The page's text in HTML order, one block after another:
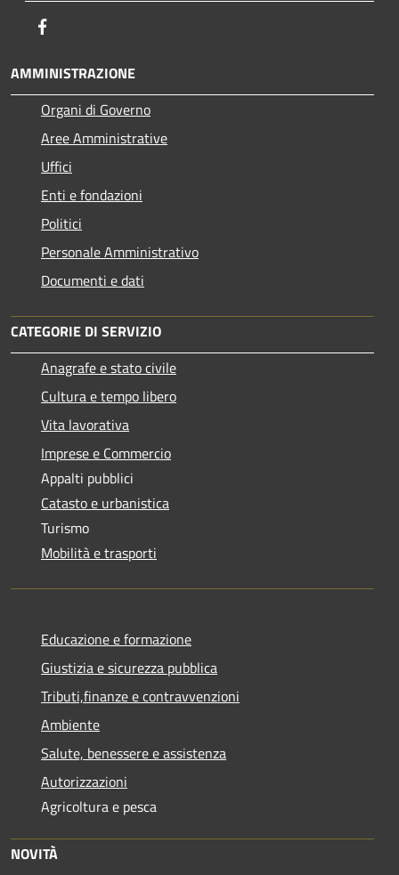
AMMINISTRAZIONE
Organi di Governo
Aree Amministrative
Uffici
Enti e fondazioni
Politici
Personale Amministrativo
Documenti e dati
CATEGORIE DI SERVIZIO
Anagrafe e stato civile
Cultura e tempo libero
Vita lavorativa
Imprese e Commercio
Appalti pubblici
Catasto e urbanistica
Turismo
Mobilità e trasporti
Educazione e formazione
Giustizia e sicurezza pubblica
Tributi,finanze e contravvenzioni
Ambiente
Salute, benessere e assistenza
Autorizzazioni
Agricoltura e pesca
NOVITÀ